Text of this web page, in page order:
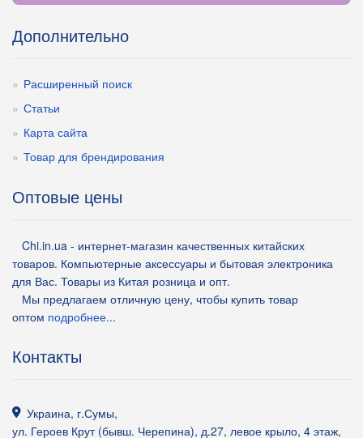
Дополнительно
Расширенный поиск
Статьи
Карта сайта
Товар для брендирования
Оптовые цены
Chi.in.ua - интернет-магазин качественных китайских
товаров. Компьютерные аксессуары и бытовая электроника
для Вас. Товары из Китая розница и опт.
Мы предлагаем отличную цену, чтобы купить товар
оптом подробнее...
Контакты
Украина, г.Сумы,
ул. Героев Крут (бывш. Черепина), д.27, левое крыло, 4 этаж,